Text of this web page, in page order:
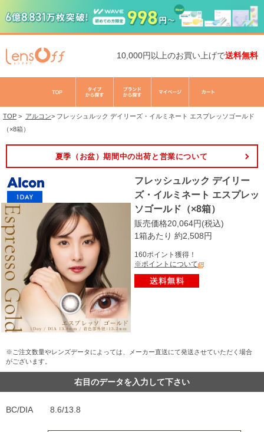
10,000円以上のお買い上げで送料無料
TOP > アルコン> フレッシュルック デイリーズ・イルミネート エスプレッソゴールド
（×8箱）
夏季（お盆）期間中の出荷と営業について
フレッシュルック デイリー
ズ・イルミネート エスプレッ
ソゴールド（×8箱）
販売価格20,064円(税込)
1箱あたり 約2,508円
160ポイント獲得！
※ポイントについて
※ご注文数量やレンズデータによっては、メーカー直送にて発送させていただく場合
がございます。
右目のデータを入力して下さい
BC/DIA 8.6/13.8